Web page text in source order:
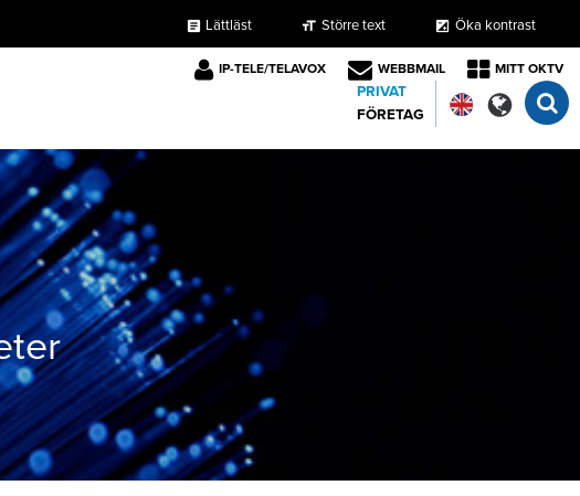
article Lättläst format_size Större text exposure Öka kontrast
IP-TELE/TELAVOX WEBBMAIL MITT OKTV
PRIVAT
FÖRETAG